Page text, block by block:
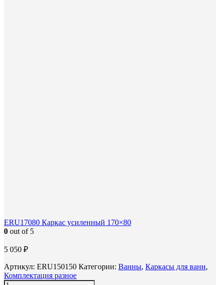
ERU17080 Каркас усиленный 170×80
0 out of 5
5 050 ₽
Артикул: ERU150150 Категории: Ванны, Каркасы для ванн,
Комплектация разное